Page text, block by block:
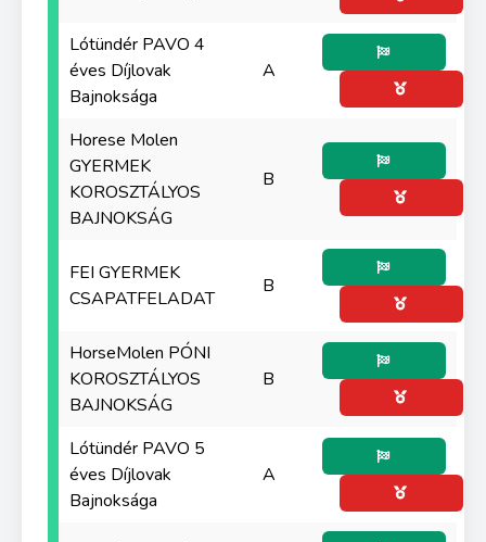
Lótündér PAVO 4
éves Díjlovak
Bajnoksága
A
Horese Molen
GYERMEK
KOROSZTÁLYOS
BAJNOKSÁG
B
FEI GYERMEK
CSAPATFELADAT
B
HorseMolen PÓNI
KOROSZTÁLYOS
BAJNOKSÁG
B
Lótündér PAVO 5
éves Díjlovak
Bajnoksága
A